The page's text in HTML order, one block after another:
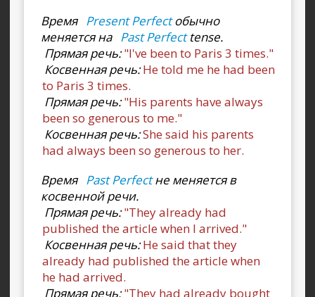
Время Present Perfectобычно
меняется на Past Perfecttense.
Прямая речь:"I've been to Paris 3 times."
Косвенная речь:He told me he had been
to Paris 3 times.
Прямая речь:"His parents have always
been so generous to me."
Косвенная речь:She said his parents
had always been so generous to her.
Время Past Perfectне меняется в
косвенной речи.
Прямая речь:"They already had
published the article when I arrived."
Косвенная речь:He said that they
already had published the article when
he had arrived.
Прямая речь:"They had already bought